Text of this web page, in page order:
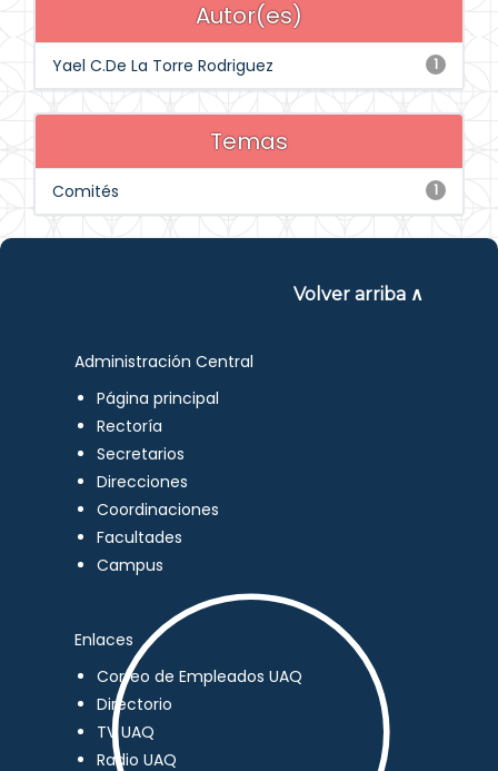
Autor(es)
1
Yael C.De La Torre Rodriguez
Temas
1
Comités
Volver arriba ∧
Administración Central
Página principal
Rectoría
Secretarios
Direcciones
Coordinaciones
Facultades
Campus
Enlaces
Correo de Empleados UAQ
Directorio
TV UAQ
Radio UAQ